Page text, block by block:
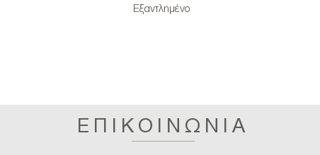
Εξαντλημένο
ΕΠΙΚΟΙΝΩΝΙΑ